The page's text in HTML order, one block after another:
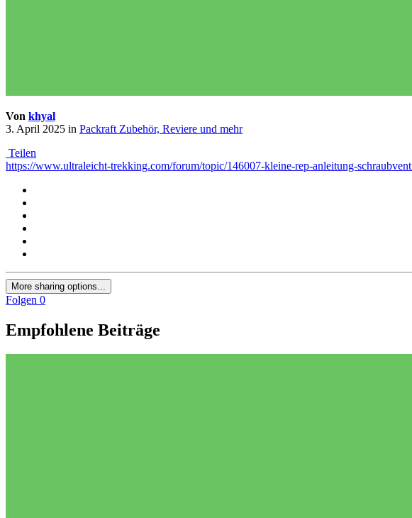
Von khyal
3. April 2025 in Packraft Zubehör, Reviere und mehr
Teilen
https://www.ultraleicht-trekking.com/forum/topic/146007-kleine-rep-anleitung-
More sharing options...
Folgen 0
Empfohlene Beiträge